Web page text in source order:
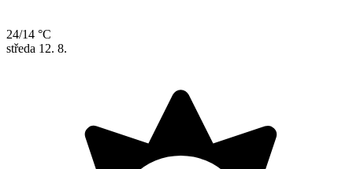
24/14 °C
středa 12. 8.